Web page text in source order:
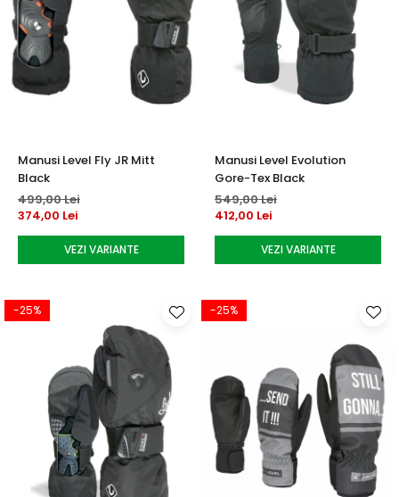
Manusi Level Fly JR Mitt
Black
499,00 Lei
374,00 Lei
VEZI VARIANTE
Manusi Level Evolution
Gore-Tex Black
549,00 Lei
412,00 Lei
VEZI VARIANTE
-25% -25%